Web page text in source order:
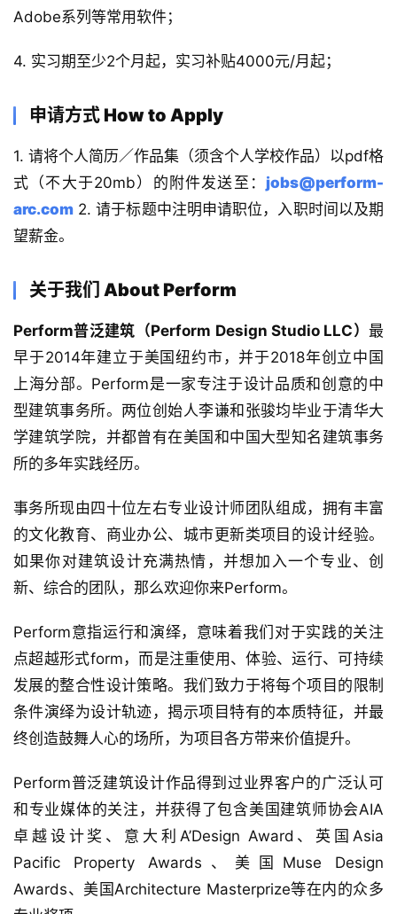
筑
设
计
室
Adobe系列等常用软件；
4. 实习期至少2个月起，实习补贴4000元/月起；
申请方式 How to Apply
1. 请将个人简历／作品集（须含个人学校作品）以pdf格
式（不大于20mb）的附件发送至： jobs@perform-
arc.com 2. 请于标题中注明申请职位，入职时间以及期
望薪金。
关于我们 About Perform
Perform普泛建筑（Perform Design Studio LLC） 最
早于2014年建立于美国纽约市，并于2018年创立中国
上海分部。Perform是一家专注于设计品质和创意的中
型建筑事务所。两位创始人李谦和张骏均毕业于清华大
学建筑学院，并都曾有在美国和中国大型知名建筑事务
所的多年实践经历。
事务所现由四十位左右专业设计师团队组成，拥有丰富
的文化教育、商业办公、城市更新类项目的设计经验。
如果你对建筑设计充满热情，并想加入一个专业、创
新、综合的团队，那么欢迎你来Perform。
Perform意指运行和演绎，意味着我们对于实践的关注
点超越形式form，而是注重使用、体验、运行、可持续
发展的整合性设计策略。我们致力于将每个项目的限制
条件演绎为设计轨迹，揭示项目特有的本质特征，并最
终创造鼓舞人心的场所，为项目各方带来价值提升。
Perform普泛建筑设计作品得到过业界客户的广泛认可
和专业媒体的关注，并获得了包含美国建筑师协会AIA
卓越设计奖、意大利A’Design Award、英国Asia
Pacific Property Awards、美国Muse Design
Awards、美国Architecture Masterprize等在内的众多